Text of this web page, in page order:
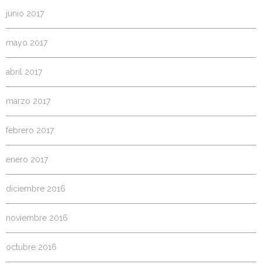
junio 2017
mayo 2017
abril 2017
marzo 2017
febrero 2017
enero 2017
diciembre 2016
noviembre 2016
octubre 2016